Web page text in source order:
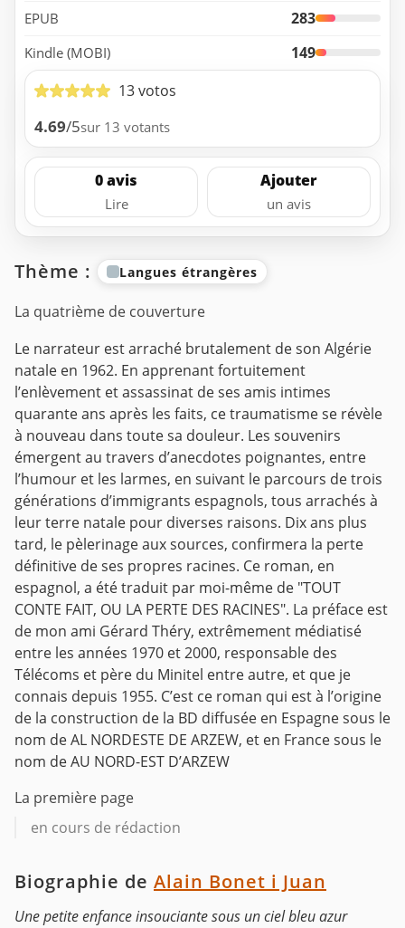
EPUB 283
Kindle (MOBI)
149
13 votos
4.69/5sur 13 votants
0 avis
Lire
Ajouter
un avis
Thème : Langues étrangères
La quatrième de couverture
Le narrateur est arraché brutalement de son Algérie
natale en 1962. En apprenant fortuitement
l’enlèvement et assassinat de ses amis intimes
quarante ans après les faits, ce traumatisme se révèle
à nouveau dans toute sa douleur. Les souvenirs
émergent au travers d’anecdotes poignantes, entre
l’humour et les larmes, en suivant le parcours de trois
générations d’immigrants espagnols, tous arrachés à
leur terre natale pour diverses raisons. Dix ans plus
tard, le pèlerinage aux sources, confirmera la perte
définitive de ses propres racines. Ce roman, en
espagnol, a été traduit par moi-même de "TOUT
CONTE FAIT, OU LA PERTE DES RACINES". La préface est
de mon ami Gérard Théry, extrêmement médiatisé
entre les années 1970 et 2000, responsable des
Télécoms et père du Minitel entre autre, et que je
connais depuis 1955. C’est ce roman qui est à l’origine
de la construction de la BD diffusée en Espagne sous le
nom de AL NORDESTE DE ARZEW, et en France sous le
nom de AU NORD-EST D’ARZEW
La première page
en cours de rédaction
Biographie de Alain Bonet i Juan
Une petite enfance insouciante sous un ciel bleu azur